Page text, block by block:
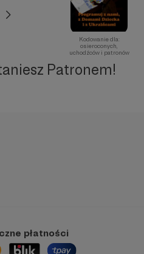
Kodowanie dla:
osieroconych,
uchodźców i patronów
Patronem!
płatności